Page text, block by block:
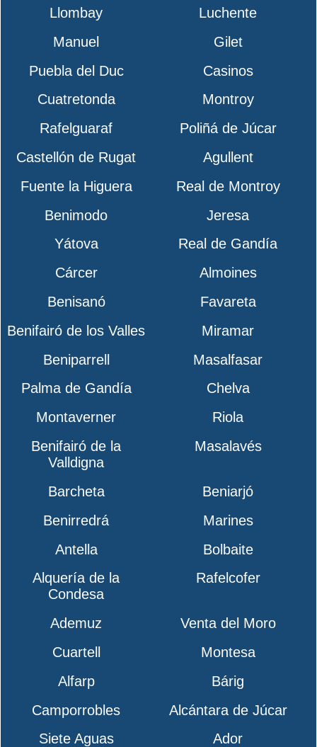
Llombay
Luchente
Manuel
Gilet
Puebla del Duc
Casinos
Cuatretonda
Montroy
Rafelguaraf
Poliñá de Júcar
Castellón de Rugat
Agullent
Fuente la Higuera
Real de Montroy
Benimodo
Jeresa
Yátova
Real de Gandía
Cárcer
Almoines
Benisanó
Favareta
Benifairó de los Valles
Miramar
Beniparrell
Masalfasar
Palma de Gandía
Chelva
Montaverner
Riola
Benifairó de la
Valldigna
Masalavés
Barcheta
Beniarjó
Benirredrá
Marines
Antella
Bolbaite
Alquería de la
Condesa
Rafelcofer
Ademuz
Venta del Moro
Cuartell
Montesa
Alfarp
Bárig
Camporrobles
Alcántara de Júcar
Siete Aguas
Ador